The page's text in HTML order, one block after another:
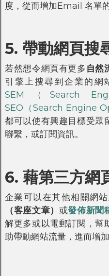
度，從而增加Email 名單的
5. 帶動網頁搜
若然想令網頁有更多 自然
引擎上搜尋到企業的網
SEM（Search
SEO（Search Engine
都可以使有興趣目標受眾
聯繫，或訂閱資訊。
6. 藉第三方網
企業可以在其他相關網
（客座文章） 或發佈新聞
解更多或以電郵訂閱，幫
助帶動網站流量，進而增